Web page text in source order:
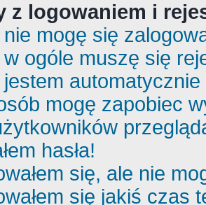
z logowaniem i
mogę się
ogóle muszę się
mogę zapobiec
hasła!
się, ale nie
się jakiś czas